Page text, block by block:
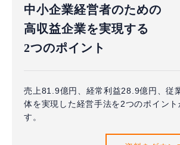
中小企業経営者のための
高収益企業を実現する
2つのポイント
売上81.9億円、経常利益28.9億円、従
体を実現した経営手法を2つのポイント
す。